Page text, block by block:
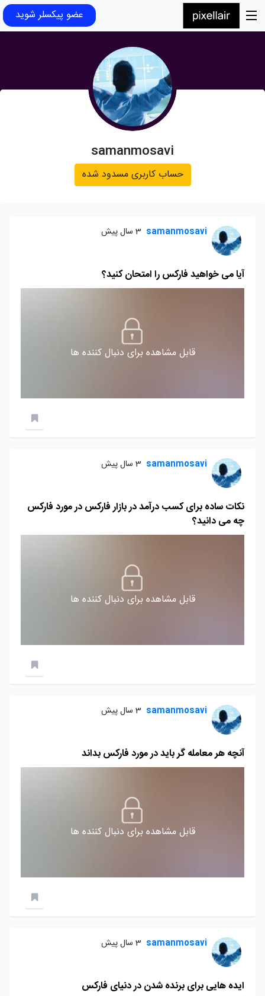
عضو پیکسلر شوید
samanmosavi
حساب کاربری مسدود شده
samanmosavi 3 سال پیش
آیا می خواهید فارکس را امتحان کنید؟
قابل مشاهده برای دنبال کننده ها
samanmosavi 3 سال پیش
نکات ساده برای کسب درآمد در بازار فارکس در مورد فارکس
چه می دانید؟
قابل مشاهده برای دنبال کننده ها
samanmosavi 3 سال پیش
آنچه هر معامله گر باید در مورد فارکس بداند
قابل مشاهده برای دنبال کننده ها
samanmosavi 3 سال پیش
ایده هایی برای برنده شدن در دنیای فارکس